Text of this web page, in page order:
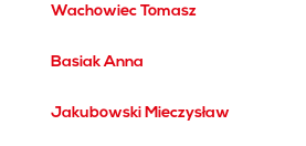
Wachowiec Tomasz
12.06.2026
Basiak Anna
05.05.2026
Jakubowski Mieczysław